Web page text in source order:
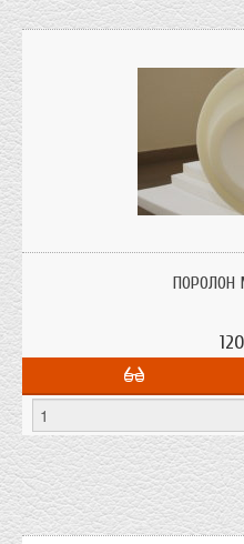
ПОРОЛОН